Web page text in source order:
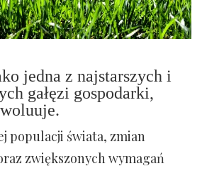
jedna z najstarszych i
gałęzi gospodarki,
populacji świata, zmian
zwiększonych wymagań